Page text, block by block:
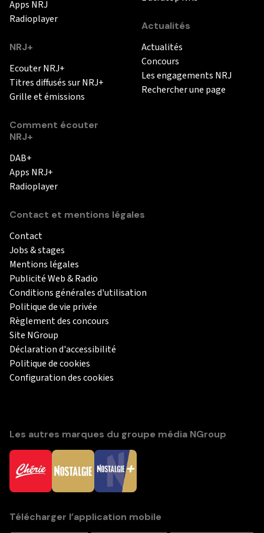
Apps NRJ
Radioplayer
NRJ+
Ecouter NRJ+
Titres diffusés sur NRJ+
Grille et émissions
Comment écouter
NRJ+
DAB+
Apps NRJ+
Radioplayer
Actualités
Actualités
Concours
Les engagements NRJ
Rechercher une page
Contact et mentions légales
Contact
Jobs & stages
Mentions légales
Publicité Web & Radio
Conditions générales d'utilisation
Politique de vie privée
Règlement des concours
Site NGroup
Déclaration d'accessibilité
Politique de cookies
Configuration des cookies
Les autres marques du groupe média NGroup
Télécharger l’application mobile